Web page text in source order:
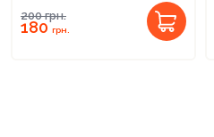
200грн.
180грн.